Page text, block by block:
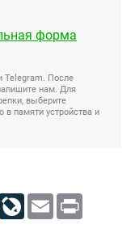
форма
Telegram. После
нам. Для
выберите
в памяти устройства и
LiveJournal
Email Print